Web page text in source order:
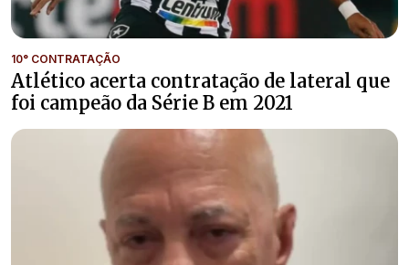
10° CONTRATAÇÃO
Atlético acerta contratação de lateral que
foi campeão da Série B em 2021